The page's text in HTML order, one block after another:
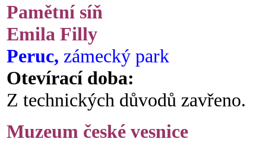
Pamětní síň
Emila Filly
Peruc, zámecký park
Otevírací doba:
Z technických důvodů zavřeno.
Muzeum české vesnice